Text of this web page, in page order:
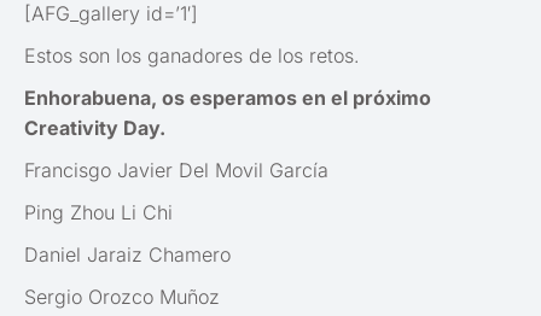
[AFG_gallery id=’1′]
Estos son los ganadores de los retos.
Enhorabuena, os esperamos en el próximo
Creativity Day.
Francisgo Javier Del Movil García
Ping Zhou Li Chi
Daniel Jaraiz Chamero
Sergio Orozco Muñoz